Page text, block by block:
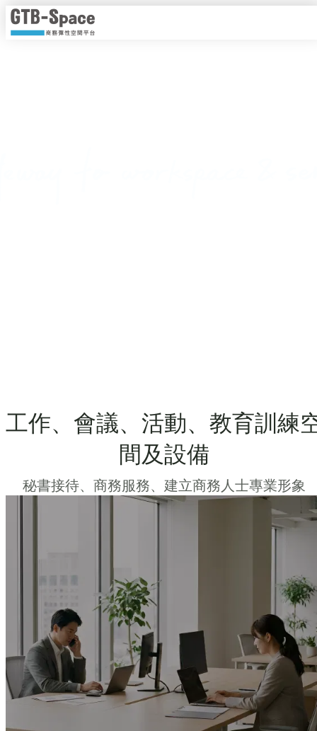
工作、會議、活動、教育訓練
間及設備
秘書接待、商務服務、建立商務人士專業形象